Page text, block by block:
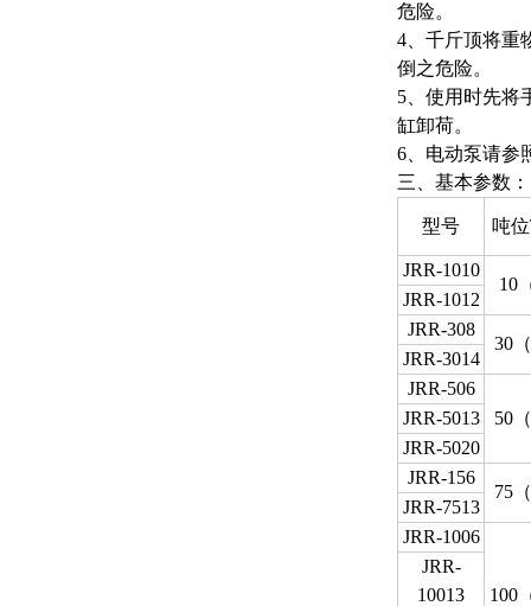
危险。
4、千斤顶将重
倒之危险。
5、使用时先将
缸卸荷。
6、电动泵请参
三、基本参数：
型号 吨
JRR-1010
10
JRR-1012
JRR-308
30
JRR-3014
JRR-506
50
JRR-5013
JRR-5020
JRR-156
75
JRR-7513
JRR-1006
100
JRR-
10013